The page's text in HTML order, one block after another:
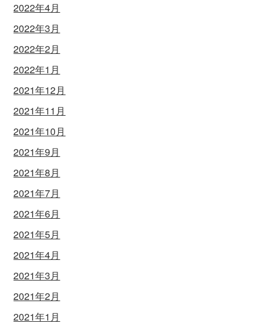
2022年4月
2022年3月
2022年2月
2022年1月
2021年12月
2021年11月
2021年10月
2021年9月
2021年8月
2021年7月
2021年6月
2021年5月
2021年4月
2021年3月
2021年2月
2021年1月